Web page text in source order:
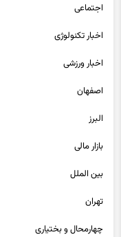
اجتماعی
اخبار تکنولوژی
اخبار ورزشی
اصفهان
البرز
بازار مالی
بین الملل
تهران
چهارمحال و بختیاری